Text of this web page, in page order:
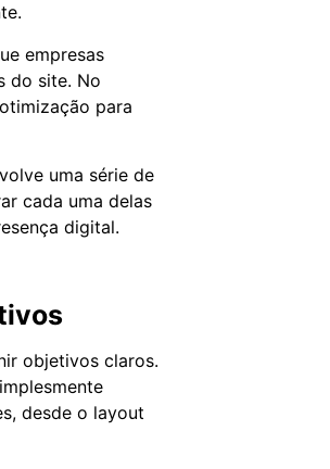
empresas
do site. No
para
uma série de
cada uma delas
digital.
objetivos claros.
desde o layout